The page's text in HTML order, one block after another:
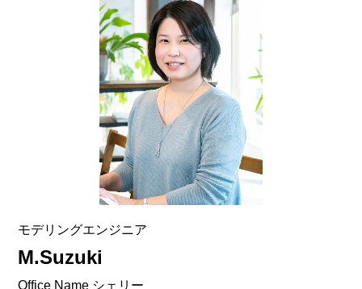
モデリングエンジニア
M.Suzuki
Office Name シェリー